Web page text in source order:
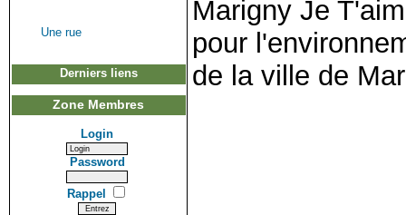
Une rue
Derniers liens
Zone Membres
Login
Password
Rappel
Marigny Je
pour
de la ville de